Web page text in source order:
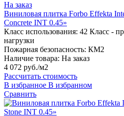
На заказ
Виниловая плитка Forbo Effekta
Concrete INT 0.45»
Класс использования: 42 Класс -
нагрузки
Пожарная безопасность: КМ2
Наличие товара: На заказ
4 072 руб./м2
Рассчитать стоимость
В избранное В избранном
Сравнить